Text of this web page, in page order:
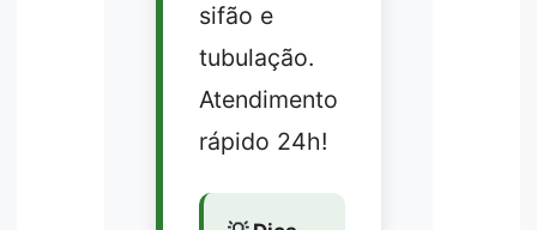
sifão e
tubulação.
Atendimento
rápido 24h!